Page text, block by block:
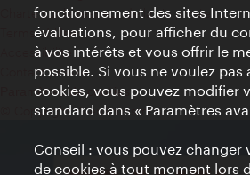
Charte sur le respect de la vie privée
Terms of Use
Accessibilité
Contact presse
Paramètres de cookies
© Copyright WienTourismus
fonctionnement des sites
évaluations, pour afficher du
à vos intérêts et vous offrir le
possible. Si vous ne voulez pas
cookies, vous pouvez modifier
standard dans « Paramètres
Conseil : vous pouvez changer
de cookies à tout moment lors